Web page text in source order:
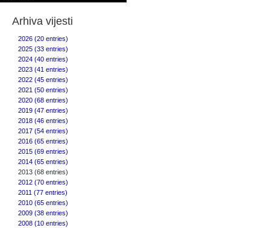
Arhiva vijesti
2026 (20 entries)
2025 (33 entries)
2024 (40 entries)
2023 (41 entries)
2022 (45 entries)
2021 (50 entries)
2020 (68 entries)
2019 (47 entries)
2018 (46 entries)
2017 (54 entries)
2016 (65 entries)
2015 (69 entries)
2014 (65 entries)
2013 (68 entries)
2012 (70 entries)
2011 (77 entries)
2010 (65 entries)
2009 (38 entries)
2008 (10 entries)